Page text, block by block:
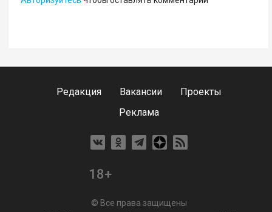
Редакция Вакансии
Проекты
Реклама
18+
© Все права защищены